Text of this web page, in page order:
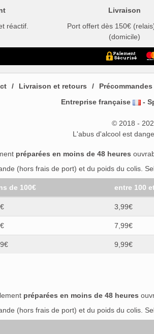
réactif.
Livraison
Port offert dès 150€
(domicile)
Livraison et retours Précommandes
Entreprise française
-
© 2018 -
L'abus d'alcool est
préparées en moins de 48 heures
(hors frais de port) et du poids du colis.
de 100€ entre 100
3,99€
7,99€
9,99€
préparées en moins de 48 heures
(hors frais de port) et du poids du colis.